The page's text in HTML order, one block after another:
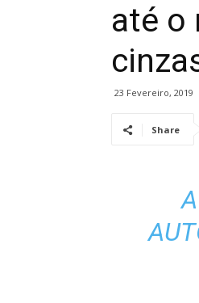
até o
23 Fevereiro, 2019
Share